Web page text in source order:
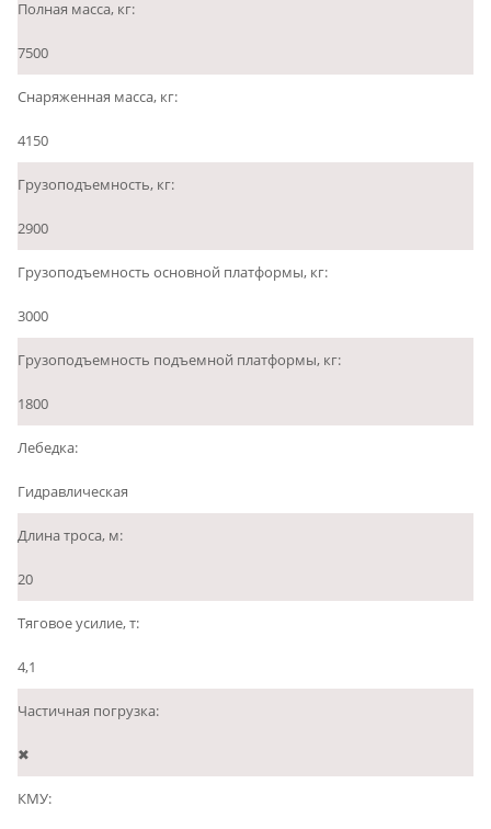
Полная масса, кг:
7500
Снаряженная масса, кг:
4150
Грузоподъемность, кг:
2900
Грузоподъемность основной платформы, кг:
3000
Грузоподъемность подъемной платформы, кг:
1800
Лебедка:
Гидравлическая
Длина троса, м:
20
Тяговое усилие, т:
4,1
Частичная погрузка:
✖
КМУ: